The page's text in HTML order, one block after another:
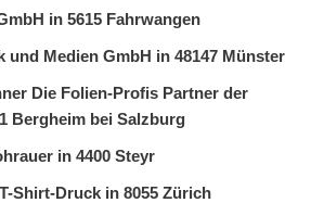
in 5615 Fahrwangen
und Medien GmbH in 48147 Münster
Die Folien-Profis Partner der
Bergheim bei Salzburg
in 4400 Steyr
Shirt-Druck in 8055 Zürich